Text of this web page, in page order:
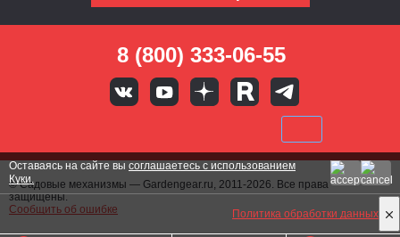
8 (800) 333-06-55
© Садовые механизмы — Gardengear.ru, 2011-2026. Все права
защищены.
Сообщить об ошибке
Политика обработки данных
Оставаясь на сайте вы соглашаетесь с использованием
Куки.